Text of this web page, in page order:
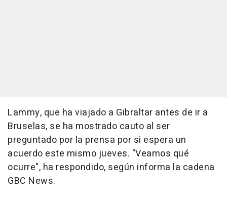
Lammy, que ha viajado a Gibraltar antes de ir a
Bruselas, se ha mostrado cauto al ser
preguntado por la prensa por si espera un
acuerdo este mismo jueves. "Veamos qué
ocurre", ha respondido, según informa la cadena
GBC News.